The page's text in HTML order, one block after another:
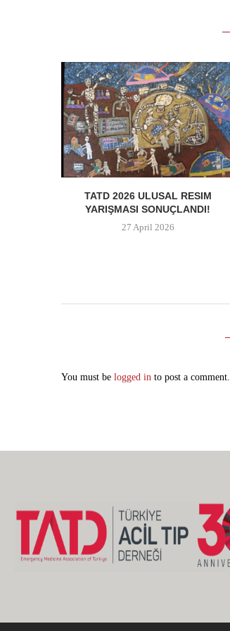
TATD 2026 ULUSAL RESIM
YARIŞMASI SONUÇLANDI!
27 April 2026
You must be logged in to post a comment.